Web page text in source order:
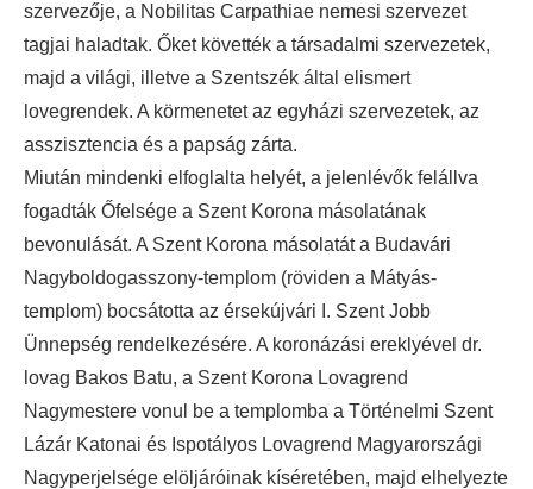
szervezője, a Nobilitas Carpathiae nemesi szervezet
tagjai haladtak. Őket követték a társadalmi szervezetek,
majd a világi, illetve a Szentszék által elismert
lovegrendek. A körmenetet az egyházi szervezetek, az
asszisztencia és a papság zárta.
Miután mindenki elfoglalta helyét, a jelenlévők felállva
fogadták Őfelsége a Szent Korona másolatának
bevonulását. A Szent Korona másolatát a Budavári
Nagyboldogasszony-templom (röviden a Mátyás-
templom) bocsátotta az érsekújvári I. Szent Jobb
Ünnepség rendelkezésére. A koronázási ereklyével dr.
lovag Bakos Batu, a Szent Korona Lovagrend
Nagymestere vonul be a templomba a Történelmi Szent
Lázár Katonai és Ispotályos Lovagrend Magyarországi
Nagyperjelsége elöljáróinak kíséretében, majd elhelyezte